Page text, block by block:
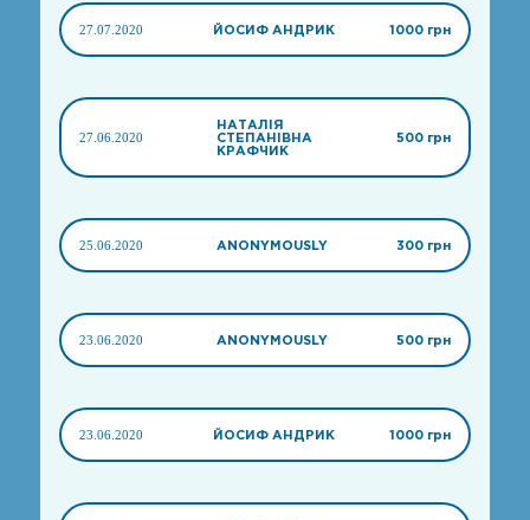
27.07.2020 ЙОСИФ АНДРИК 1000 грн
27.06.2020
НАТАЛІЯ
СТЕПАНІВНА
КРАФЧИК
500 грн
25.06.2020 ANONYMOUSLY 300 грн
23.06.2020 ANONYMOUSLY 500 грн
23.06.2020 ЙОСИФ АНДРИК 1000 грн